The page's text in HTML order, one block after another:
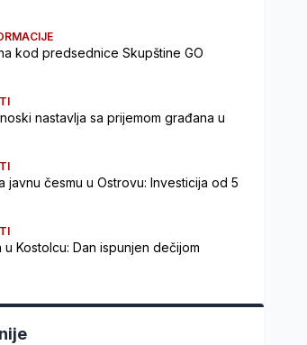
kod predsednice Skupštine GO
nastavlja sa prijemom građana u
javnu česmu u Ostrovu: Investicija od 5
u Kostolcu: Dan ispunjen dečijom